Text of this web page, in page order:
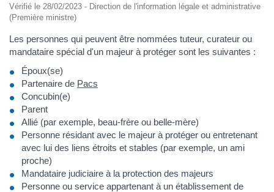
Vérifié le 28/02/2023 - Direction de l'information légale et administrative
(Première ministre)
Les personnes qui peuvent être nommées tuteur, curateur ou
mandataire spécial d'un majeur à protéger sont les suivantes :
Époux(se)
Partenaire de Pacs
Concubin(e)
Parent
Allié (par exemple, beau-frère ou belle-mère)
Personne résidant avec le majeur à protéger ou entretenant
avec lui des liens étroits et stables (par exemple, un ami
proche)
Mandataire judiciaire à la protection des majeurs
Personne ou service appartenant à un établissement de